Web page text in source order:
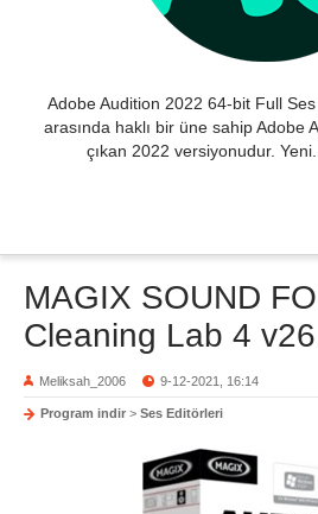
Adobe Audition 2022 64-bit Full Ses
arasında haklı bir üne sahip Adobe
çıkan 2022 versiyonudur.
MAGIX SOUND
Cleaning Lab 4
Meliksah_2006 9-12-2021, 16:14
Program indir > Ses Editörleri